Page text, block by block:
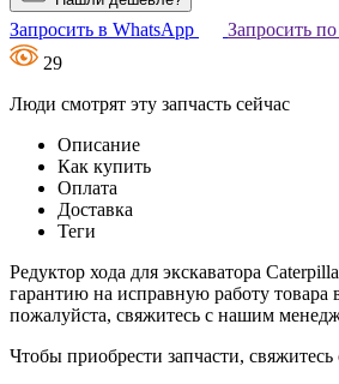
Запросить в WhatsApp Запросить
29
Люди смотрят эту запчасть сейчас
Описание
Как купить
Оплата
Доставка
Теги
Редуктор хода для экскаватора
гарантию на исправную работу товара
пожалуйста, свяжитесь с нашим
Чтобы приобрести запчасти,